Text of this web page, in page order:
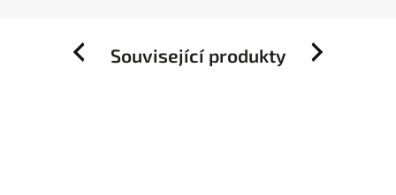
Související produkty
Previous Next